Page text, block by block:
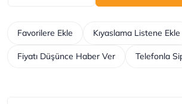
Telefonla
Kıyaslama Listene Ekle
Favorilere Ekle
Fiyatı Düşünce Haber Ver